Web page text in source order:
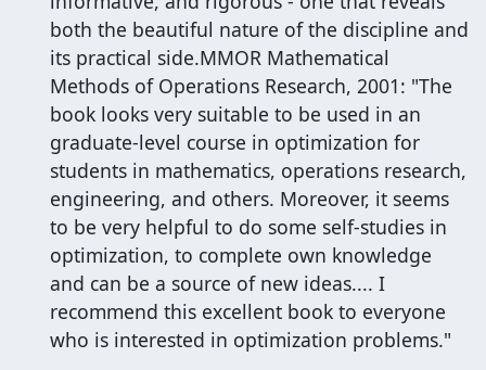
both the beautiful nature of the discipline and
its practical side.MMOR Mathematical
Methods of Operations Research, 2001: "The
book looks very suitable to be used in an
graduate-level course in optimization for
students in mathematics, operations research,
engineering, and others. Moreover, it seems
to be very helpful to do some self-studies in
optimization, to complete own knowledge
and can be a source of new ideas.... I
recommend this excellent book to everyone
who is interested in optimization problems."